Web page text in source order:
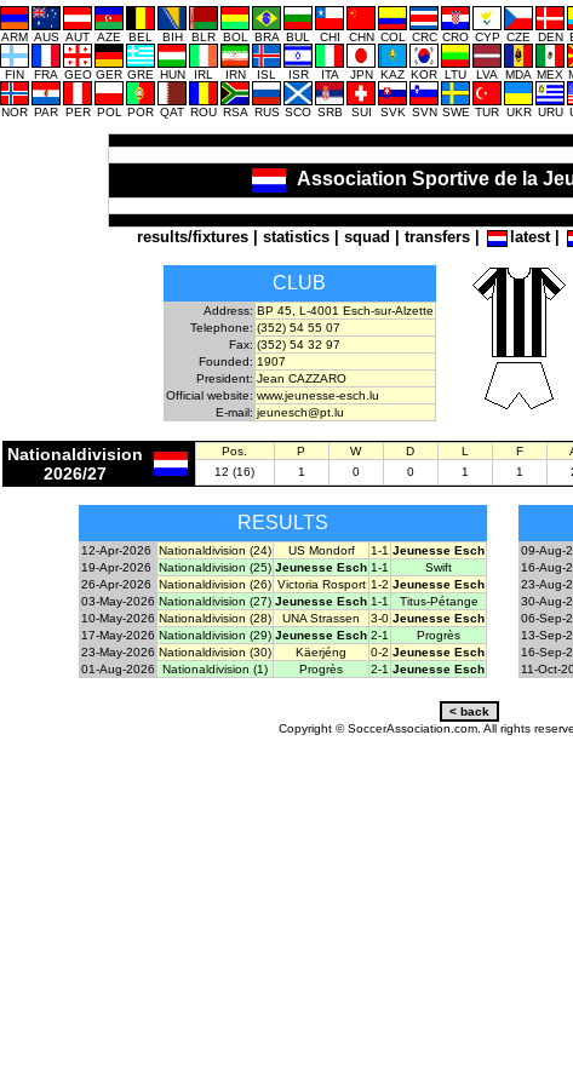
ARM AUS AUT AZE BEL BIH BLR BOL BRA BUL CHI CHN COL CRC CRO CYP CZE DEN
FIN FRA GEO GER GRE HUN IRL IRN ISL ISR ITA JPN KAZ KOR LTU LVA MDA MEX
NOR PAR PER POL POR QAT ROU RSA RUS SCO SRB SUI SVK SVN SWE TUR UKR URU
Association Sportive de la
results/fixtures| statistics| squad transfers| latest|
CLUB
Address: BP 45, L-4001 Esch-sur-Alzette
Telephone: (352) 54 55 07
Fax: (352) 54 32 97
Founded: 1907
President: Jean CAZZARO
Official website: www.jeunesse-esch.lu
E-mail: jeunesch@pt.lu
Nationaldivision
2026/27
Pos. P W D L F
12 (16)
1 0 0 1 1
RESULTS
12-Apr-2026 Nationaldivision (24) US Mondorf 1-1 Jeunesse Esch
19-Apr-2026
Nationaldivision (25) Jeunesse Esch 1-1
Swift
26-Apr-2026
Nationaldivision (26) Victoria Rosport 1-2 Jeunesse Esch
03-May-2026 Nationaldivision (27) Jeunesse Esch 1-1
Titus-Pétange
10-May-2026 Nationaldivision (28) UNA Strassen 3-0 Jeunesse Esch
17-May-2026 Nationaldivision (29) Jeunesse Esch 2-1
Progrès
23-May-2026 Nationaldivision (30) Käerjéng 0-2 Jeunesse Esch
01-Aug-2026
Nationaldivision (1) Progrès 2-1 Jeunesse Esch
09-Aug-
16-Aug-
23-Aug-
30-Aug-
06-Sep-
13-Sep-
16-Sep-
11-Oct-
Copyright © SoccerAssociation.com. All rights